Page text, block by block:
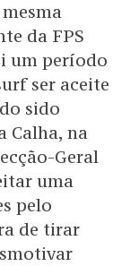
da FPS
um período
ser aceite
sido
Calha, na
Geral
uma
pelo
de tirar